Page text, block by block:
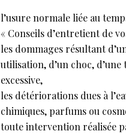
l’usure normale liée au
« Conseils d’entretient de
les dommages résultant
utilisation, d’un choc,
excessive,
les détériorations dues à
chimiques, parfums ou
toute intervention réalisée